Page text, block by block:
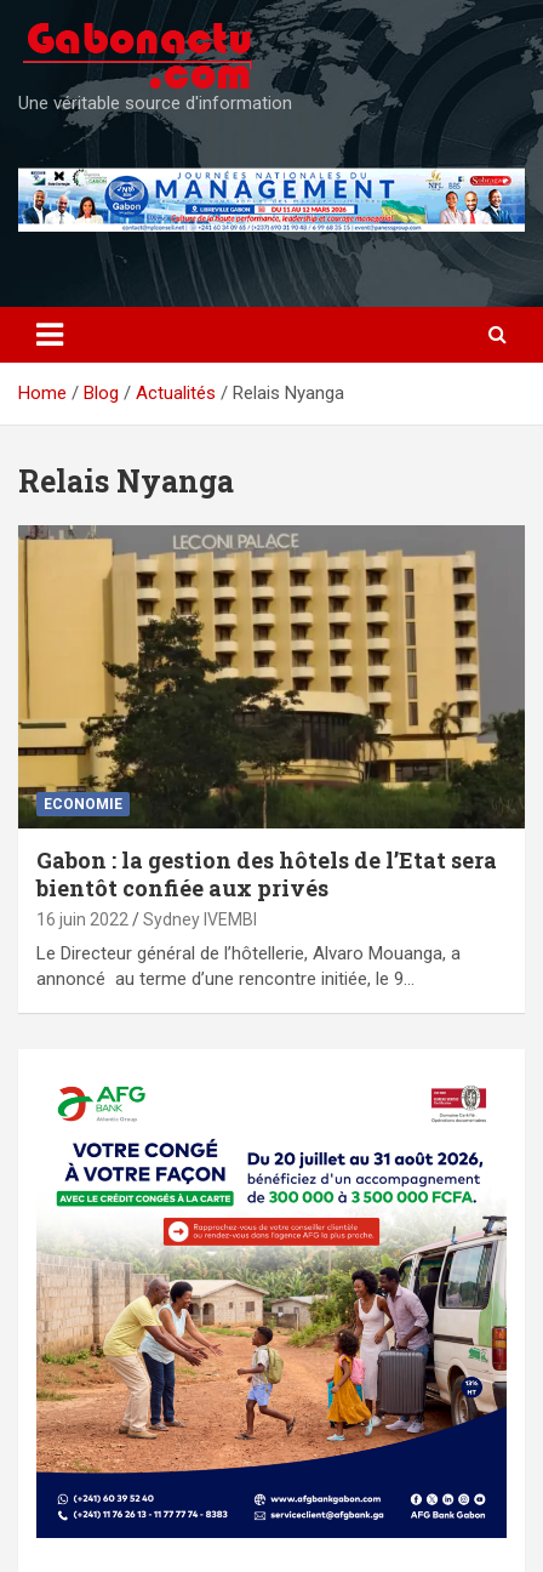
content
Une véritable source d'information
Home Blog Actualités Relais Nyanga
Relais Nyanga
ECONOMIE
Gabon : la gestion des hôtels de l’Etat sera
bientôt confiée aux privés
16 juin 2022 Sydney IVEMBI
Le Directeur général de l’hôtellerie, Alvaro Mouanga, a
annoncé au terme d’une rencontre initiée, le 9…